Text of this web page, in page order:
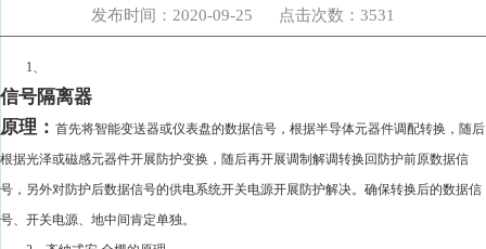
发布时间：2020-09-25 点击次数：3531
1、
信号隔离器
原理： 首先将智能变送器或仪表盘的数据信号，根据半导体元器件调配转换，随后
根据光泽或磁感元器件开展防护变换，随后再开展调制解调转换回防护前原数据信
号，另外对防护后数据信号的供电系统开关电源开展防护解决。确保转换后的数据信
号、开关电源、地中间肯定单独。